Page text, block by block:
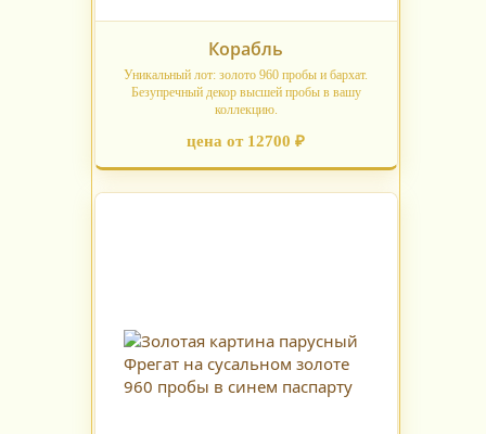
Корабль
Уникальный лот: золото 960 пробы и бархат.
Безупречный декор высшей пробы в вашу
коллекцию.
цена от 12700 ₽